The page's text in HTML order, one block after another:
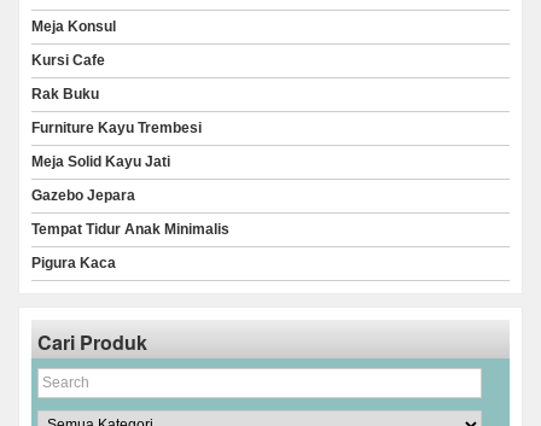
Meja Konsul
Kursi Cafe
Rak Buku
Furniture Kayu Trembesi
Meja Solid Kayu Jati
Gazebo Jepara
Tempat Tidur Anak Minimalis
Pigura Kaca
Cari Produk